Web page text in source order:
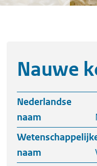
Nauwe
Nederlandse
naam
naam